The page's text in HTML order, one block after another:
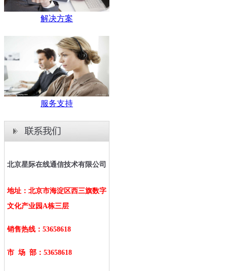
解决方案
服务支持
北京星际在线通信技术有限公司
地址：北京市海淀区西三旗数字
文化产业园A栋三层
销售热线：53658618
市 场 部： 53658618